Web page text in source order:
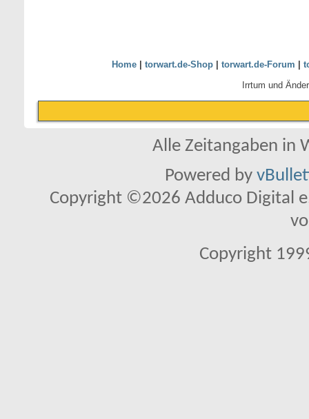
Home| torwart.de-Shop| torwart.de-Forum
Irrtum und
Alle Zeitangaben in
Powered by
Copyright ©2026 Adduco Digital
Copyright